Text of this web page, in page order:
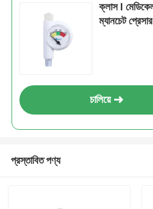
ক্লাস I
ম্যানচেট
চালিয়ে
প্রস্তাবিত পণ্য